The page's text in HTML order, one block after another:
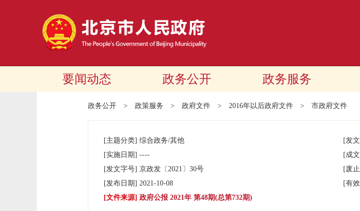
要闻动态 政务公开 政务服务
政务公开 > 政策服务 > 政府文件 > 2016年以后政府文件 > 市政府文件
[主题分类] 综合政务/其他 [发
[实施日期] ---- [成
[发文字号] 京政发 〔2021〕 30号 [废
[发布日期] 2021-10-08 [有
[文件来源] 政府公报 2021年 第48期(总第732期)